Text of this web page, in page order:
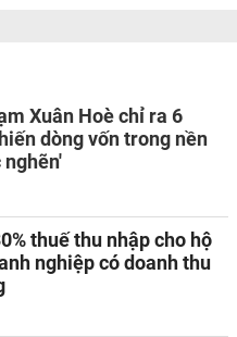
Xuân Hoè chỉ ra 6
dòng vốn trong nền
nghẽn'
thuế thu nhập cho hộ
nghiệp có doanh thu